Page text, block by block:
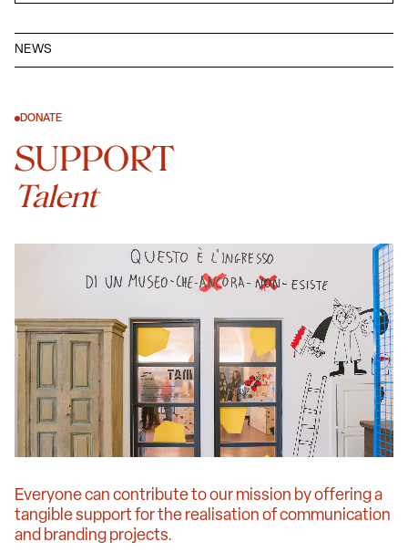
NEWS
DONATE
SUPPORT
Talent
Everyone can contribute to our mission by offering a
tangible support for the realisation of communication
and branding projects.